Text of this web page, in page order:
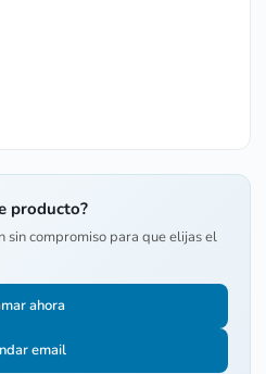
producto?
sin compromiso para que elijas el
ahora
email